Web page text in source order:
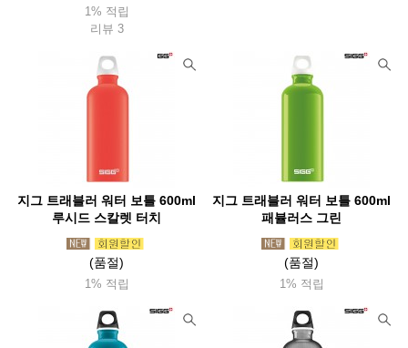
1% 적립
리뷰 3
지그 트래블러 워터 보틀 600ml
루시드 스칼렛 터치
(품절)
1% 적립
지그 트래블러 워터 보틀 600ml
패뷸러스 그린
(품절)
1% 적립